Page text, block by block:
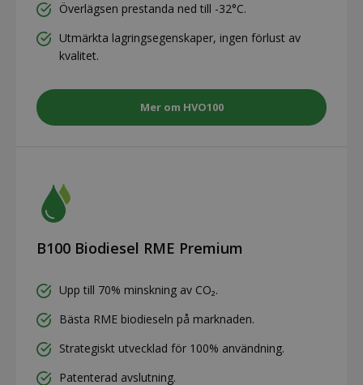
Överlägsen prestanda ned till -32°C.
Utmärkta lagringsegenskaper, ingen förlust av
kvalitet.
Mer om HVO100
B100 Biodiesel RME Premium
Upp till 70% minskning av CO₂.
Bästa RME biodieseln på marknaden.
Strategiskt utvecklad för 100% användning.
Patenterad avslutning.